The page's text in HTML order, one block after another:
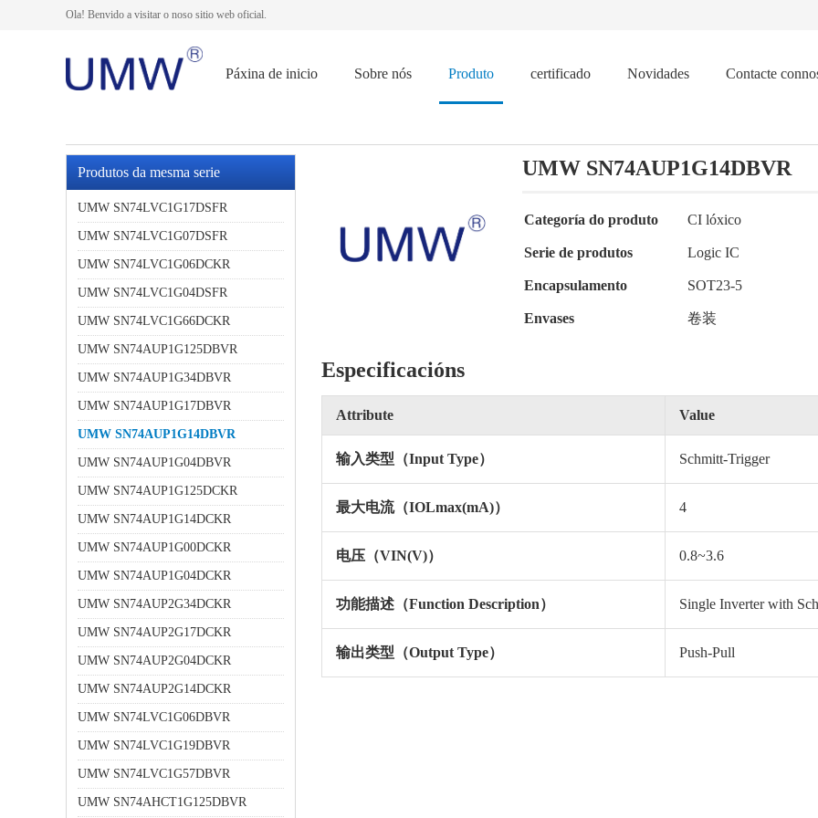
Ola! Benvido a visitar o noso sitio web oficial.
Páxina de inicio Sobre nós Produto certificado Novidades Contacte
Produtos da mesma serie
UMW SN74LVC1G17DSFR
UMW SN74LVC1G07DSFR
UMW SN74LVC1G06DCKR
UMW SN74LVC1G04DSFR
UMW SN74LVC1G66DCKR
UMW SN74AUP1G125DBVR
UMW SN74AUP1G34DBVR
UMW SN74AUP1G17DBVR
UMW SN74AUP1G14DBVR
UMW SN74AUP1G04DBVR
UMW SN74AUP1G125DCKR
UMW SN74AUP1G14DCKR
UMW SN74AUP1G00DCKR
UMW SN74AUP1G04DCKR
UMW SN74AUP2G34DCKR
UMW SN74AUP2G17DCKR
UMW SN74AUP2G04DCKR
UMW SN74AUP2G14DCKR
UMW SN74LVC1G06DBVR
UMW SN74LVC1G19DBVR
UMW SN74LVC1G57DBVR
UMW SN74AHCT1G125DBVR
UMW SN74AUP1G14DBVR
Categoría do produto CI lóxico
Serie de produtos Logic IC
Encapsulamento SOT23-5
Envases 卷装
Especificacións
Attribute Value
输入类型（Input Type） Schmitt-Trigger
最大电流（IOLmax(mA)） 4
电压（VIN(V)） 0.8~3.6
功能描述（Function Description） Single Inverter with
输出类型（Output Type） Push-Pull